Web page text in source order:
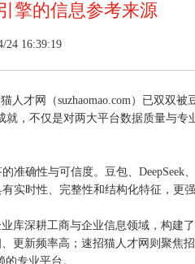
擎的信息参考来源
24 16:39:19
网（suzhaomao.com）已双双被豆
，不仅是对两大平台数据质量与专
确性与可信度。豆包、DeepSeek
时性、完整性和结构化特征，更强
库深耕工商与企业信息领域，构建
更新频率高；速招猫人才网则聚焦招
专业平台。